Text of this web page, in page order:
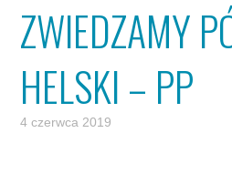
ZWIEDZAMY
HELSKI – PP
4 czerwca 2019